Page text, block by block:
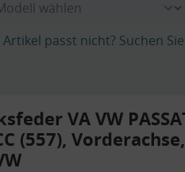
passt nicht? Suchen
VA VW
(557), Vorderachse,